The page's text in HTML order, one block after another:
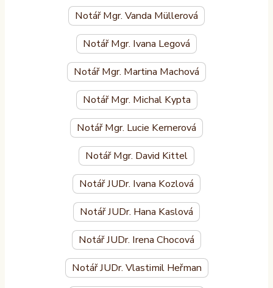
Notář Mgr. Vanda Müllerová
Notář Mgr. Ivana Legová
Notář Mgr. Martina Machová
Notář Mgr. Michal Kypta
Notář Mgr. Lucie Kernerová
Notář Mgr. David Kittel
Notář JUDr. Ivana Kozlová
Notář JUDr. Hana Kaslová
Notář JUDr. Irena Chocová
Notář JUDr. Vlastimil Heřman